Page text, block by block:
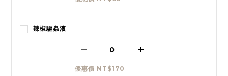
辣椒驅蟲液
優惠價 NT$170